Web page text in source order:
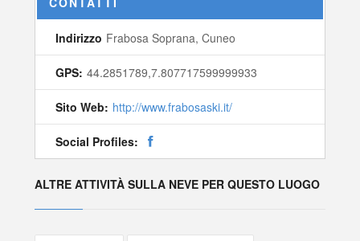
Indirizzo Frabosa Soprana, Cuneo
GPS: 44.2851789,7.807717599999933
Sito Web: http://www.frabosaski.it/
Social Profiles:
ALTRE ATTIVITÀ SULLA NEVE PER QUESTO LUOGO